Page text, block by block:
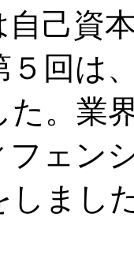
己資
５回は
た。業
フェン
しまし